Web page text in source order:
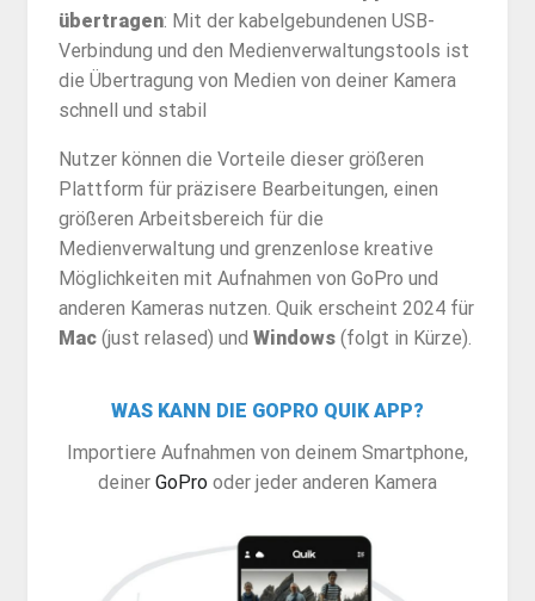
übertragen: Mit der kabelgebundenen USB-
Verbindung und den Medienverwaltungstools ist
die Übertragung von Medien von deiner Kamera
schnell und stabil
Nutzer können die Vorteile dieser größeren
Plattform für präzisere Bearbeitungen, einen
größeren Arbeitsbereich für die
Medienverwaltung und grenzenlose kreative
Möglichkeiten mit Aufnahmen von GoPro und
anderen Kameras nutzen. Quik erscheint 2024 für
Mac (just relased) und Windows(folgt in Kürze).
WAS KANN DIE GOPRO QUIK APP?
Importiere Aufnahmen von deinem Smartphone,
deiner GoPro oder jeder anderen Kamera